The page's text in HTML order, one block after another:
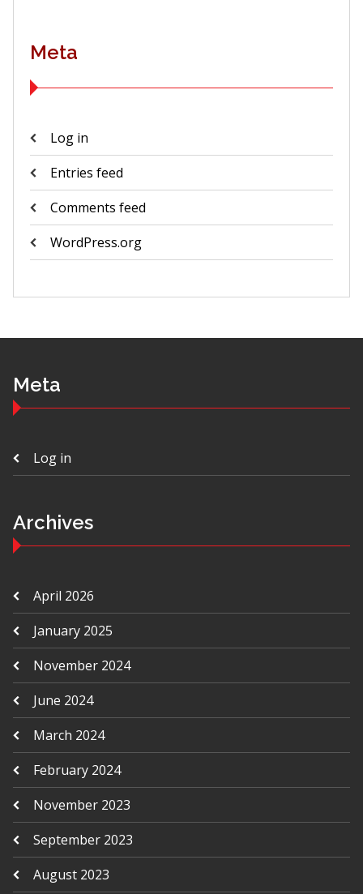
Meta
Log in
Entries feed
Comments feed
WordPress.org
Meta
Log in
Archives
April 2026
January 2025
November 2024
June 2024
March 2024
February 2024
November 2023
September 2023
August 2023